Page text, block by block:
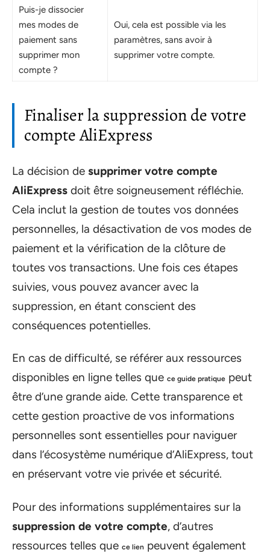
Puis-je dissocier
mes modes de
paiement sans
supprimer mon
compte ?
Oui, cela est possible via les
paramètres, sans avoir à
supprimer votre compte.
Finaliser la suppression de votre
compte AliExpress
La décision de supprimer votre compte
AliExpress doit être soigneusement réfléchie.
Cela inclut la gestion de toutes vos données
personnelles, la désactivation de vos modes de
paiement et la vérification de la clôture de
toutes vos transactions. Une fois ces étapes
suivies, vous pouvez avancer avec la
suppression, en étant conscient des
conséquences potentielles.
En cas de difficulté, se référer aux ressources
disponibles en ligne telles que ce guide pratique peut
être d’une grande aide. Cette transparence et
cette gestion proactive de vos informations
personnelles sont essentielles pour naviguer
dans l’écosystème numérique d’AliExpress, tout
en préservant votre vie privée et sécurité.
Pour des informations supplémentaires sur la
suppression de votre compte, d’autres
ressources telles que ce lien peuvent également